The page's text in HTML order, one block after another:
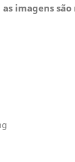
as imagens